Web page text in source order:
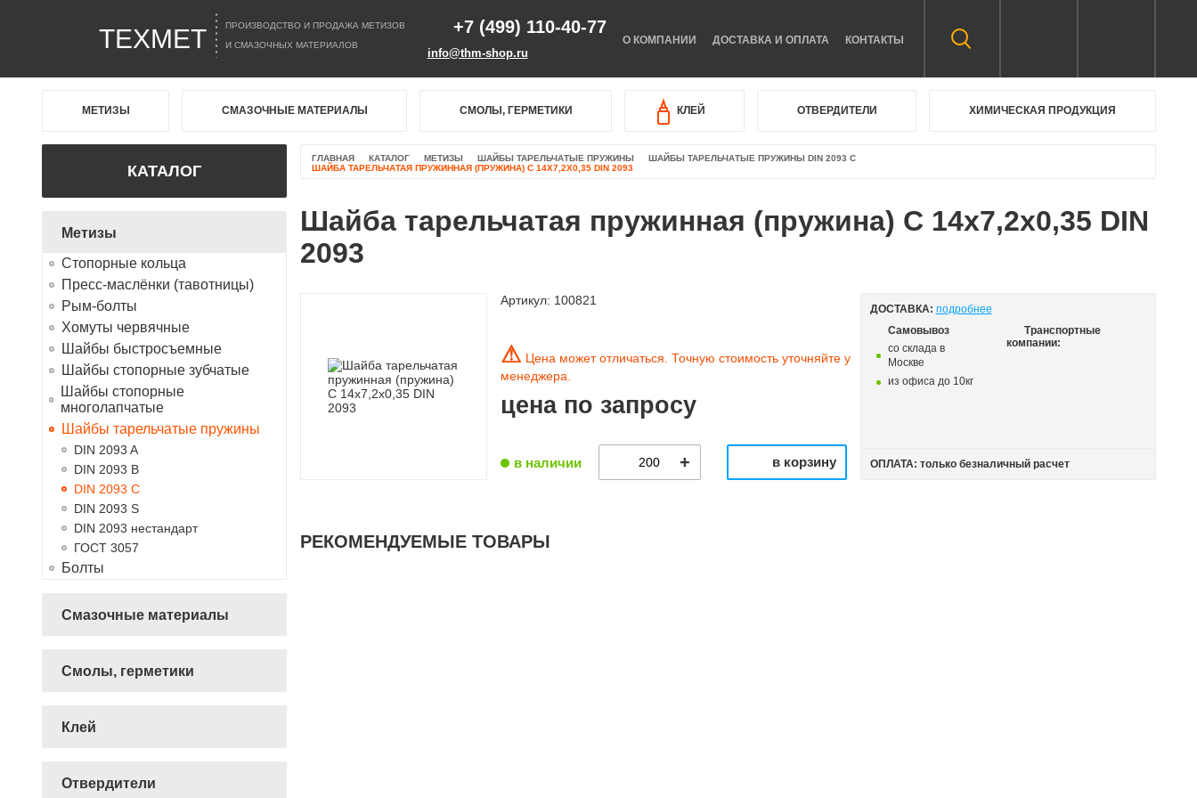
ТЕХМЕТ
ПРОИЗВОДСТВО И ПРОДАЖА МЕТИЗОВ
И СМАЗОЧНЫХ МАТЕРИАЛОВ
+7 (499) 110-40-77
info@thm-shop.ru
О КОМПАНИИ ДОСТАВКА И ОПЛАТА КОНТАКТЫ
МЕТИЗЫ СМАЗОЧНЫЕ МАТЕРИАЛЫ СМОЛЫ, ГЕРМЕТИКИ КЛЕЙ ОТВЕРДИТЕЛИ ХИМИЧЕСКАЯ ПРОДУКЦИЯ
КАТАЛОГ
Метизы
Стопорные кольца
Пресс-маслёнки (тавотницы)
Рым-болты
Хомуты червячные
Шайбы быстросъемные
Шайбы стопорные зубчатые
Шайбы стопорные
многолапчатые
Шайбы тарельчатые пружины
DIN 2093 A
DIN 2093 B
DIN 2093 C
DIN 2093 S
DIN 2093 нестандарт
ГОСТ 3057
Болты
Смазочные материалы
Смолы, герметики
Клей
Отвердители
ГЛАВНАЯ КАТАЛОГ МЕТИЗЫ ШАЙБЫ ТАРЕЛЬЧАТЫЕ ПРУЖИНЫ
ШАЙБЫ ТАРЕЛЬЧАТЫЕ ПРУЖИНЫ DIN 2093 C
ШАЙБА ТАРЕЛЬЧАТАЯ ПРУЖИННАЯ (ПРУЖИНА) C 14Х7,2Х0,35 DIN 2093
Шайба тарельчатая пружинная (пружина) C 14х7,2х0,35 DIN
2093
Артикул: 100821
⚠ Цена может отличаться. Точную стоимость уточняйте у
менеджера.
цена по запросу
в наличии в корзину
ДОСТАВКА: подробнее
Самовывоз
со склада в
Москве
из офиса до 10кг
Транспортные
компании:
ОПЛАТА: только безналичный расчет
РЕКОМЕНДУЕМЫЕ ТОВАРЫ